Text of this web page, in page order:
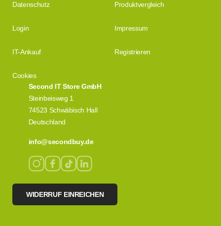
Second IT Store GmbH
Steinbeisweg 1
74523 Schwäbisch Hall
Deutschland
info@secondbuy.de
WIDERRUF EINREICHEN
Datenschutz Produktvergleich
Login Impressum
IT-Ankauf Registrieren
Cookies